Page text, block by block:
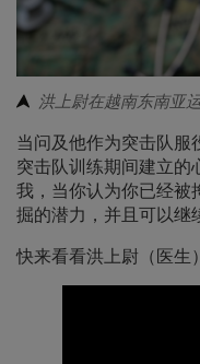
洪上尉在越南东南亚
当问及他作为突击队服
突击队训练期间建立的
我，当你认为你已经被
掘的潜力，并且可以继
快来看看洪上尉（医生